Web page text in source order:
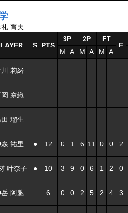
育夫
S PTS
3P 2P
FT
F
M
A M A M A
川 莉緒
岡 奈織
田 瑠生
森 祐里 ● 12 0 1 6 11 0 0 2
叶奈子 ● 10 3 9 0 6 1 2 0
岳 阿魅 6 0 0 2 5 2 4 3